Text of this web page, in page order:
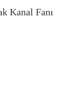
Kanal Fanı